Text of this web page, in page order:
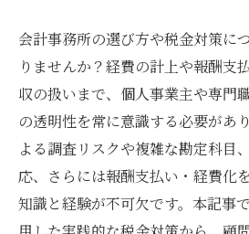
会計事務所の選び方や税金対策に
りませんか？経費の計上や報酬支
収の扱いまで、個人事業主や専門
の透明性を常に意識する必要があ
よる調査リスクや複雑な勘定科目
応、さらには報酬支払い・経費化
知識と経験が不可欠です。本記事